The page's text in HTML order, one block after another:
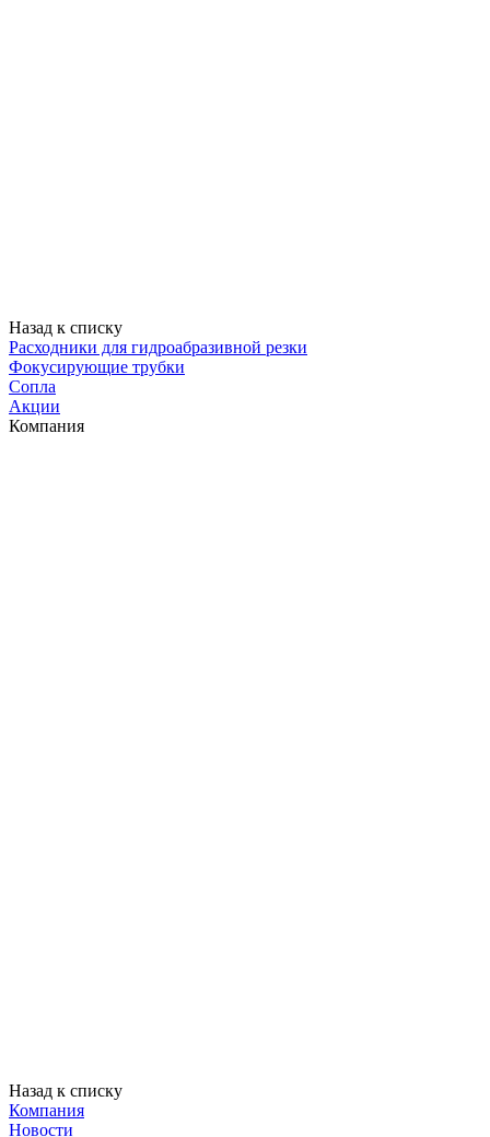
Назад к списку
Расходники для гидроабразивной резки
Фокусирующие трубки
Сопла
Акции
Компания
Назад к списку
Компания
Новости